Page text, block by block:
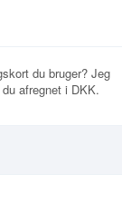
du bruger? Jeg
afregnet i DKK.